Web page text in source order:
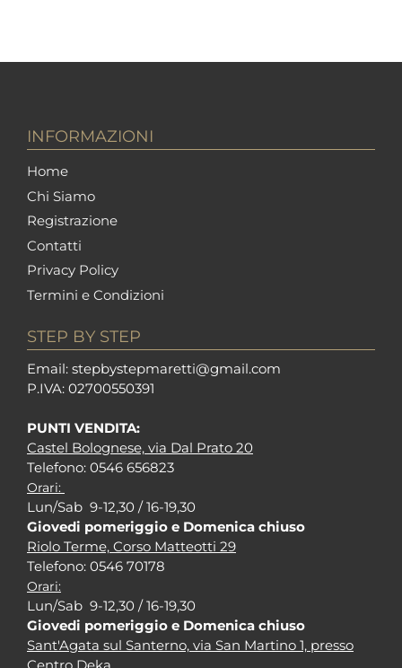
INFORMAZIONI
Home
Chi Siamo
Registrazione
Contatti
Privacy Policy
Termini e Condizioni
STEP BY STEP
Email: stepbystepmaretti@gmail.com
P.IVA: 02700550391
PUNTI VENDITA:
Castel Bolognese, via Dal Prato 20
Telefono: 0546 656823
Orari:
Lun/Sab 9-12,30 / 16-19,30
Giovedi pomeriggio e Domenica chiuso
Riolo Terme, Corso Matteotti 29
Telefono: 0546 70178
Orari:
Lun/Sab 9-12,30 / 16-19,30
Giovedi pomeriggio e Domenica chiuso
Sant'Agata sul Santerno, via San Martino 1, presso